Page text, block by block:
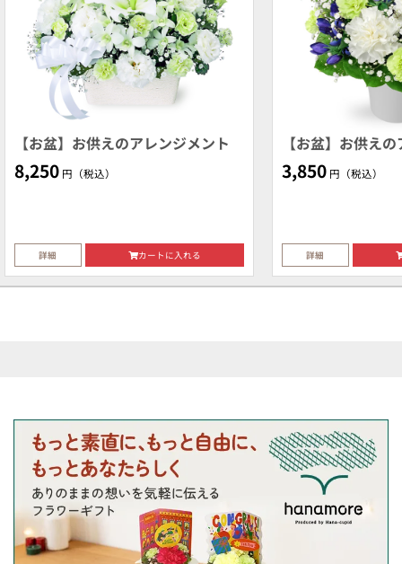
【お盆】お供えのアレンジメント
8,250 円（税込）
詳細 カートに入れる
【お盆】お供え
3,850 円（税込）
詳細